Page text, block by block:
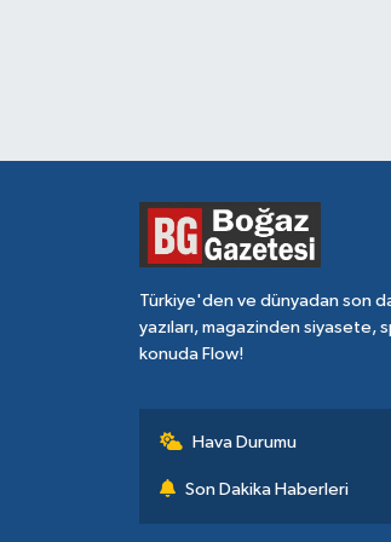
Türkiye'den ve dünyadan son
yazıları, magazinden siyasete,
konuda Flow!
Hava Durumu
Son Dakika Haberleri